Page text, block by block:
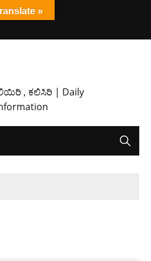
, ಕಲಿಸಿರಿ | Daily
»